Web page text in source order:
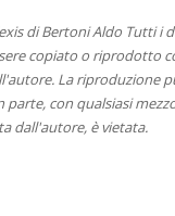
di Bertoni Aldo Tutti i
copiato o riprodotto
La riproduzione
con qualsiasi
dall'autore, è vietata.